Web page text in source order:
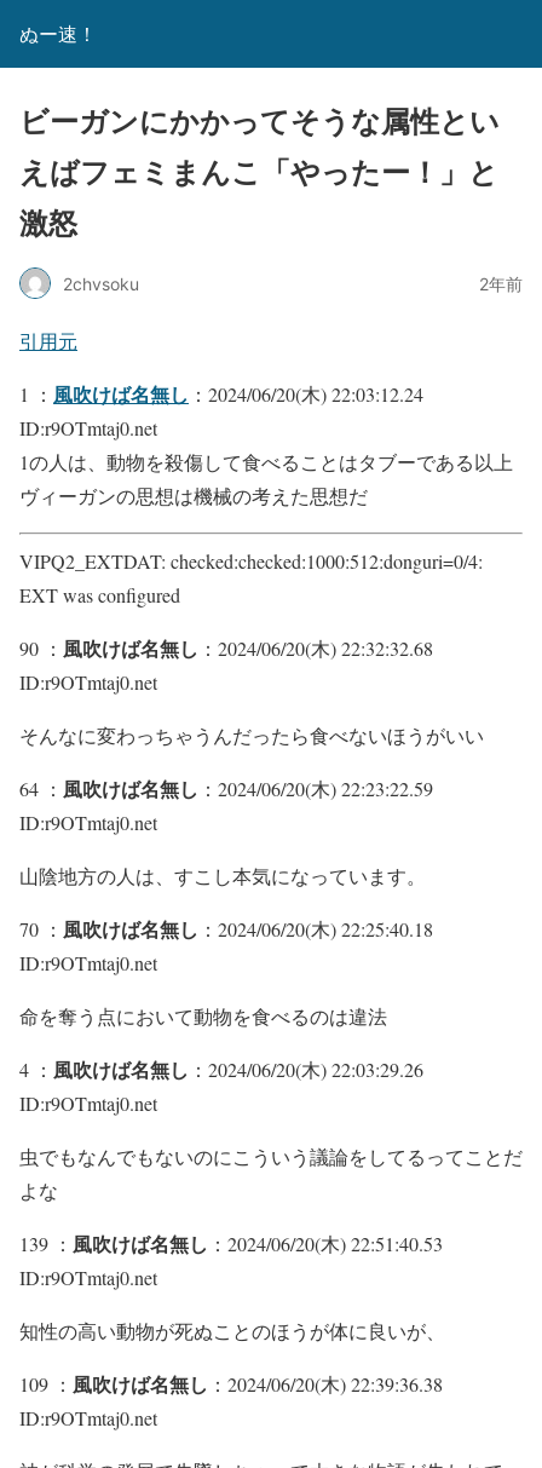
ぬー速！
ビーガンにかかってそうな属性とい
えばフェミまんこ「やったー！」と
激怒
2chvsoku 2年前
引用元
1 ： 風吹けば名無し ：2024/06/20(木) 22:03:12.24
ID:r9OTmtaj0.net
1の人は、動物を殺傷して食べることはタブーである以上
ヴィーガンの思想は機械の考えた思想だ
VIPQ2_EXTDAT: checked:checked:1000:512:donguri=0/4:
EXT was configured
90 ： 風吹けば名無し ：2024/06/20(木) 22:32:32.68
ID:r9OTmtaj0.net
そんなに変わっちゃうんだったら食べないほうがいい
64 ： 風吹けば名無し ：2024/06/20(木) 22:23:22.59
ID:r9OTmtaj0.net
山陰地方の人は、すこし本気になっています。
70 ： 風吹けば名無し ：2024/06/20(木) 22:25:40.18
ID:r9OTmtaj0.net
命を奪う点において動物を食べるのは違法
4 ： 風吹けば名無し ：2024/06/20(木) 22:03:29.26
ID:r9OTmtaj0.net
虫でもなんでもないのにこういう議論をしてるってことだ
よな
139 ： 風吹けば名無し ：2024/06/20(木) 22:51:40.53
ID:r9OTmtaj0.net
知性の高い動物が死ぬことのほうが体に良いが、
109 ： 風吹けば名無し ：2024/06/20(木) 22:39:36.38
ID:r9OTmtaj0.net